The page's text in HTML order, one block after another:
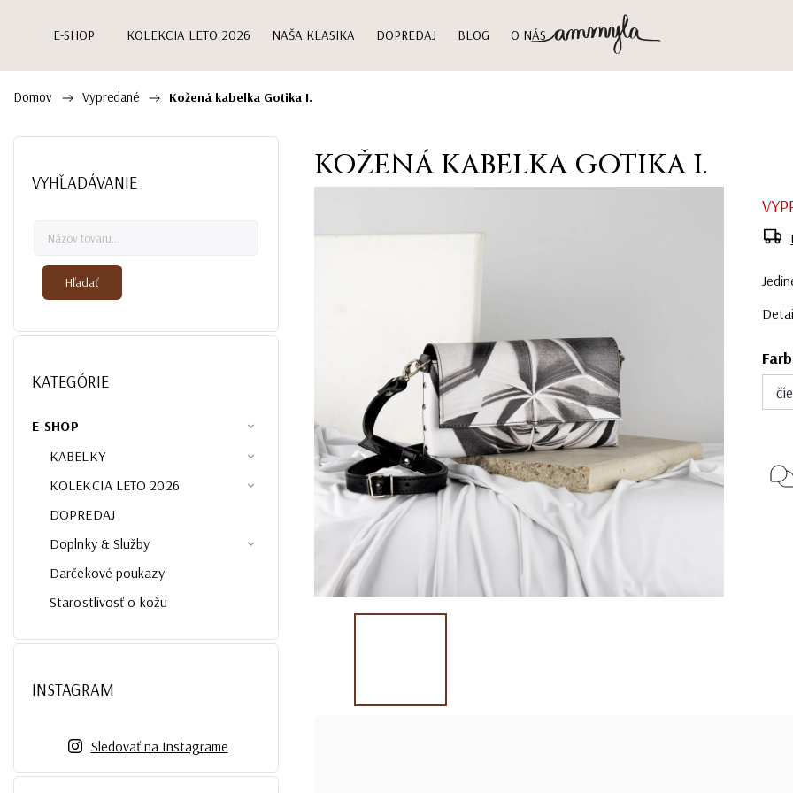
E-SHOP KOLEKCIA LETO 2026 NAŠA KLASIKA DOPREDAJ BLOG O NÁS
Domov / Vypredané / Kožená kabelka Gotika I.
VYHĽADÁVANIE
Hľadať
KATEGÓRIE
E-SHOP
KABELKY
KOLEKCIA LETO 2026
DOPREDAJ
Doplnky & Služby
Darčekové poukazy
Starostlivosť o kožu
INSTAGRAM
Sledovať na Instagrame
KOŽENÁ KABELKA GOTIKA I.